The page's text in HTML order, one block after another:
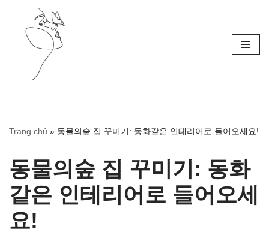
Skip
Trang chủ » 동물의숲 집 꾸미기: 동화같은 인테리어로 들어오세요!
동물의숲 집 꾸미기: 동화
같은 인테리어로 들어오세
요!